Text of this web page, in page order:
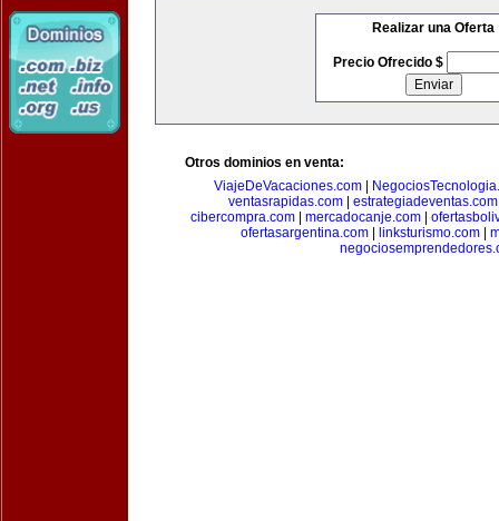
Realizar una Oferta
Precio Ofrecido $
Otros dominios en venta:
ViajeDeVacaciones.com
ventasrapidas.com
estrategiadeventas.com
cibercompra.com| mercadocanje.com|
ofertasargentina.com| linksturismo.com|